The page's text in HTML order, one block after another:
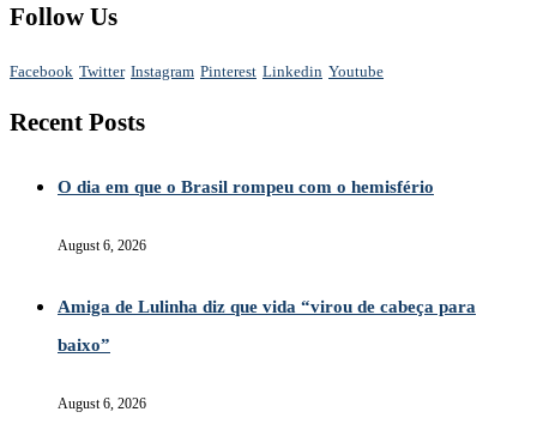
Follow Us
Facebook Twitter Instagram Pinterest Linkedin Youtube
Recent Posts
O dia em que o Brasil rompeu com o hemisfério
August 6, 2026
Amiga de Lulinha diz que vida “virou de cabeça para
baixo”
August 6, 2026